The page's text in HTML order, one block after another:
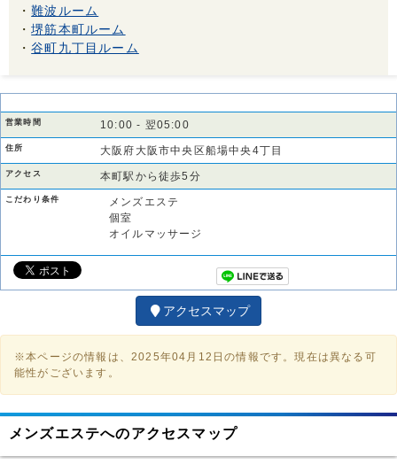
・難波ルーム
・堺筋本町ルーム
・谷町九丁目ルーム
営業時間 10:00 - 翌05:00
住所 大阪府大阪市中央区船場中央4丁目
アクセス 本町駅から徒歩5分
こだわり条件
メンズエステ
個室
オイルマッサージ
アクセスマップ
※本ページの情報は、2025年04月12日の情報です。現在は異なる可
能性がございます。
メンズエステへのアクセスマップ